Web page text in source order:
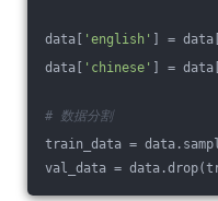
data[ 'english' ] = data[
data[
'chinese' ] = data[
# 数据分割
train_data =
val_data =